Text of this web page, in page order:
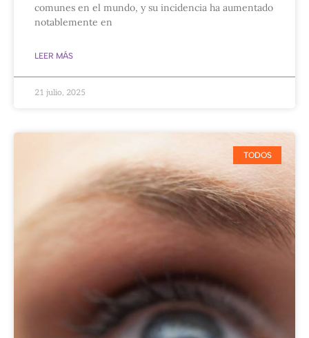
comunes en el mundo, y su incidencia ha aumentado
notablemente en
LEER MÁS
21 julio, 2025
TODOS